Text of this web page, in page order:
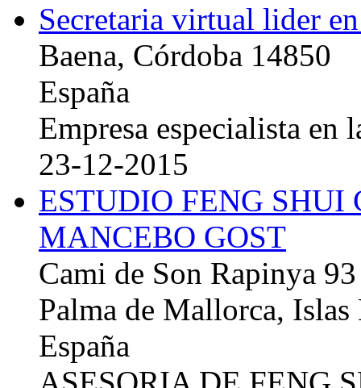
Secretaria virtual lider
Baena, Córdoba 14850
España
Empresa especialista en
23-12-2015
ESTUDIO FENG
MANCEBO GOST
Cami de Son Rapinya 93
Palma de Mallorca, Islas
España